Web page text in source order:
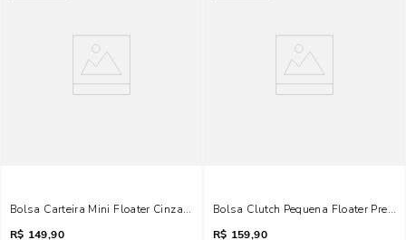
Bolsa Carteira Mini Floater Cinza Alça Corrente
R$ 149,90
Bolsa Clutch Pequena Floater Preto
R$ 159,90